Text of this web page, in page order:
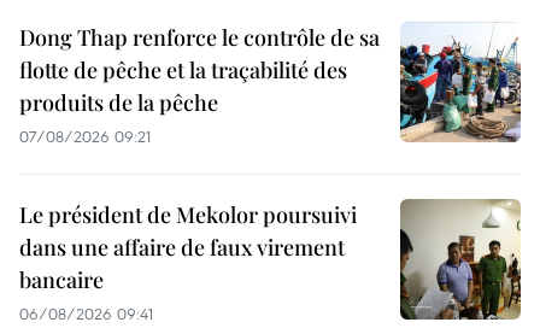
Dong Thap renforce le contrôle de sa
flotte de pêche et la traçabilité des
produits de la pêche
07/08/2026 09:21
Le président de Mekolor poursuivi
dans une affaire de faux virement
bancaire
06/08/2026 09:41